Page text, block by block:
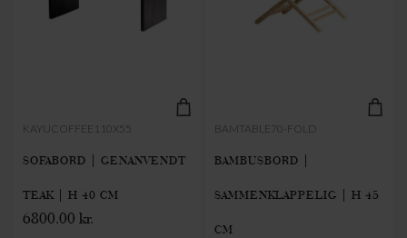
KAYUCOFFEE110X55
SOFABORD | GENANVENDT
TEAK | H 40 CM
6800.00 kr.
BAMTABLE70-FOLD
BAMBUSBORD |
SAMMENKLAPPELIG | H 45
CM